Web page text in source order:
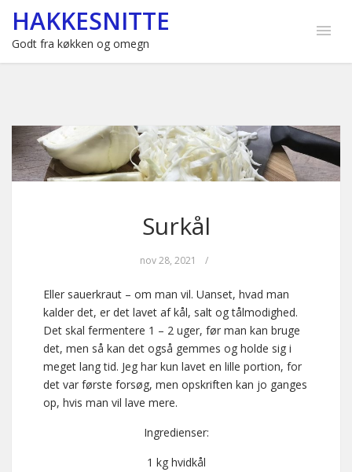
HAKKESNITTE
Godt fra køkken og omegn
Surkål
nov 28, 2021 /
Eller sauerkraut – om man vil. Uanset, hvad man
kalder det, er det lavet af kål, salt og tålmodighed.
Det skal fermentere 1 – 2 uger, før man kan bruge
det, men så kan det også gemmes og holde sig i
meget lang tid. Jeg har kun lavet en lille portion, for
det var første forsøg, men opskriften kan jo ganges
op, hvis man vil lave mere.
Ingredienser:
1 kg hvidkål